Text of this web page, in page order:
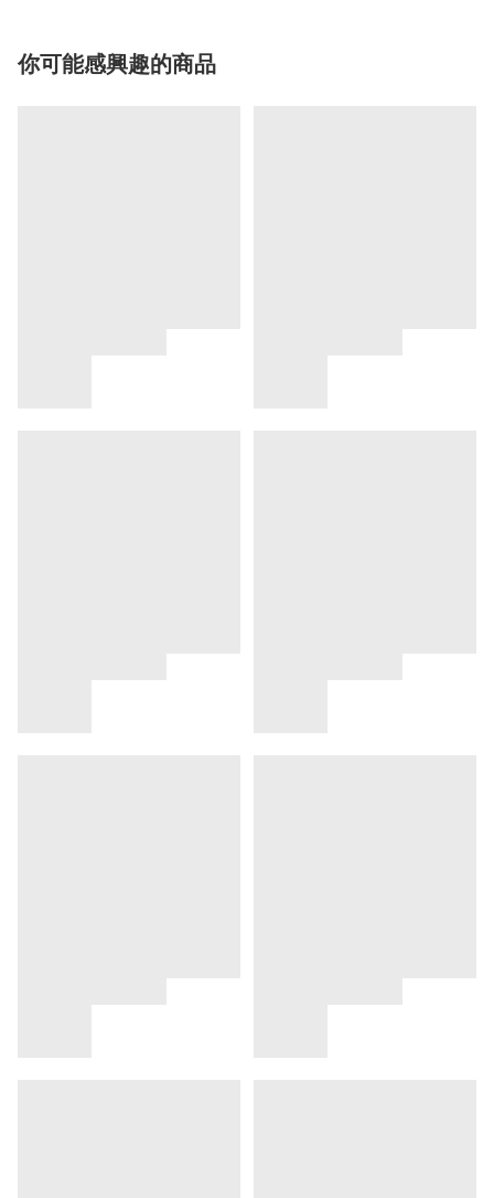
你可能感興趣的商品